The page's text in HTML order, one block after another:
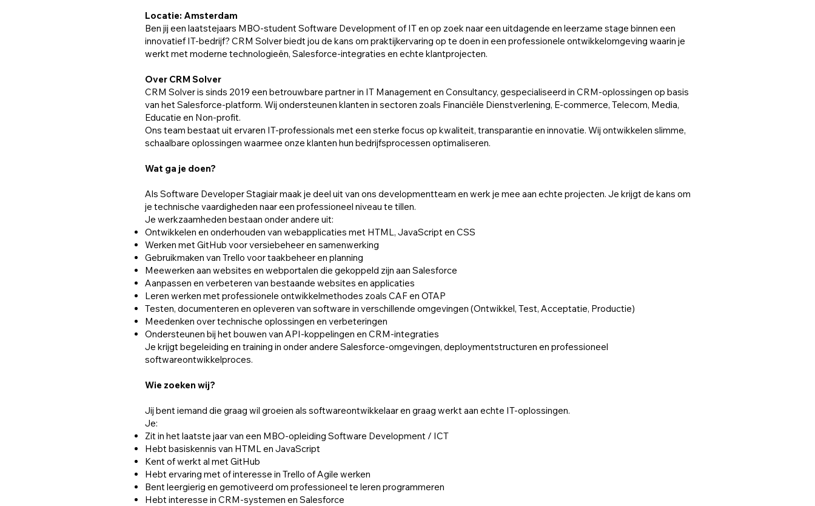
Locatie: Amsterdam
Ben jij een laatstejaars MBO-student Software Development of IT en op zoek naar een uitdagende en leerzame stage binnen een
innovatief IT-bedrijf? CRM Solver biedt jou de kans om praktijkervaring op te doen in een professionele ontwikkelomgeving waarin je
werkt met moderne technologieën, Salesforce-integraties en echte klantprojecten.
Over CRM Solver
CRM Solver is sinds 2019 een betrouwbare partner in IT Management en Consultancy, gespecialiseerd in CRM-oplossingen op basis
van het Salesforce-platform. Wij ondersteunen klanten in sectoren zoals Financiële Dienstverlening, E-commerce, Telecom, Media,
Educatie en Non-profit.
Ons team bestaat uit ervaren IT-professionals met een sterke focus op kwaliteit, transparantie en innovatie. Wij ontwikkelen slimme,
schaalbare oplossingen waarmee onze klanten hun bedrijfsprocessen optimaliseren.
Wat ga je doen?
Als Software Developer Stagiair maak je deel uit van ons developmentteam en werk je mee aan echte projecten. Je krijgt de kans om
je technische vaardigheden naar een professioneel niveau te tillen.
Je werkzaamheden bestaan onder andere uit:
Ontwikkelen en onderhouden van webapplicaties met HTML, JavaScript en CSS
Werken met GitHub voor versiebeheer en samenwerking
Gebruikmaken van Trello voor taakbeheer en planning
Meewerken aan websites en webportalen die gekoppeld zijn aan Salesforce
Aanpassen en verbeteren van bestaande websites en applicaties
Leren werken met professionele ontwikkelmethodes zoals CAF en OTAP
Testen, documenteren en opleveren van software in verschillende omgevingen (Ontwikkel, Test, Acceptatie, Productie)
Meedenken over technische oplossingen en verbeteringen
Ondersteunen bij het bouwen van API-koppelingen en CRM-integraties
Je krijgt begeleiding en training in onder andere Salesforce-omgevingen, deploymentstructuren en professioneel
softwareontwikkelproces.
Wie zoeken wij?
Jij bent iemand die graag wil groeien als softwareontwikkelaar en graag werkt aan echte IT-oplossingen.
Je:
Zit in het laatste jaar van een MBO-opleiding Software Development / ICT
Hebt basiskennis van HTML en JavaScript
Kent of werkt al met GitHub
Hebt ervaring met of interesse in Trello of Agile werken
Bent leergierig en gemotiveerd om professioneel te leren programmeren
Hebt interesse in CRM-systemen en Salesforce